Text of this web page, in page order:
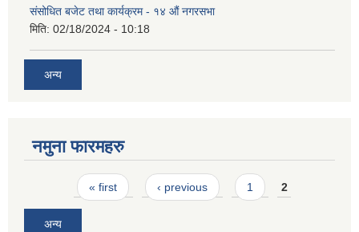
संसोधित बजेट तथा कार्यक्रम - १४ औं नगरसभा
मिति: 02/18/2024 - 10:18
अन्य
नमुना फारमहरु
Pages« first ‹ previous 1 2
अन्य